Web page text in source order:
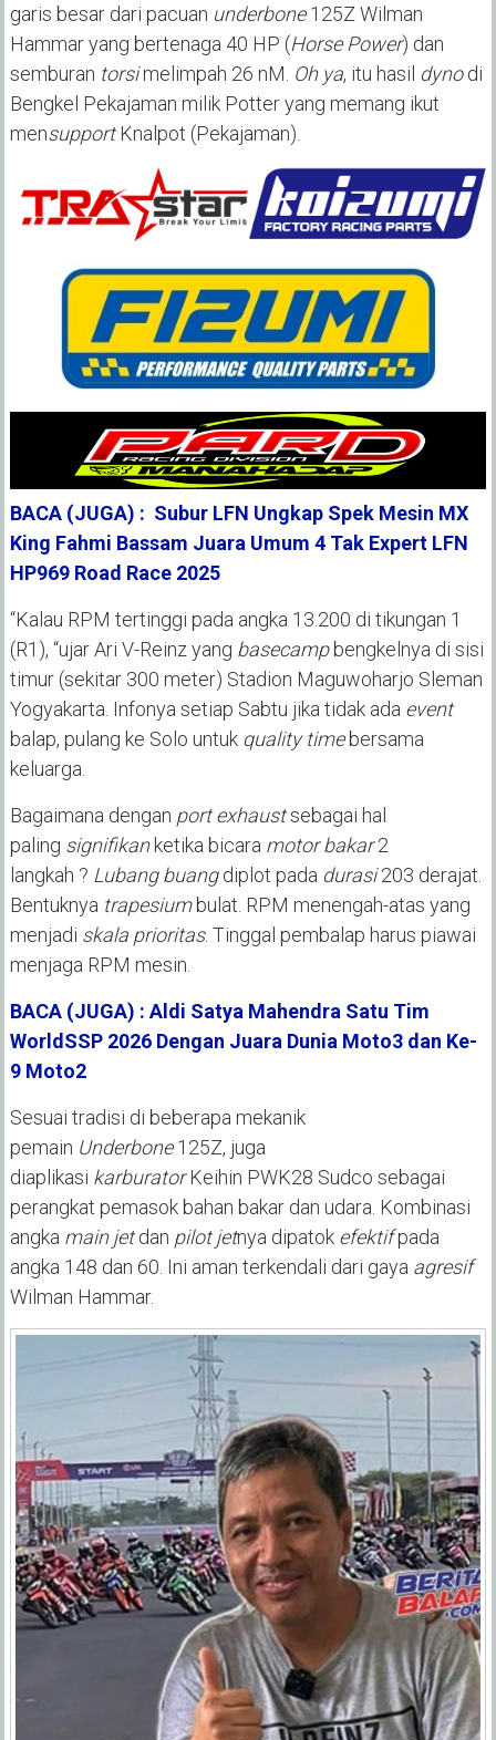
garis besar dari pacuan underbone125Z Wilman
Hammar yang bertenaga 40 HP (Horse Power) dan
semburan torsimelimpah 26 nM. Oh ya, itu hasil dynodi
Bengkel Pekajaman milik Potter yang memang ikut
mensupportKnalpot (Pekajaman).
BACA (JUGA) : Subur LFN Ungkap Spek Mesin MX
King Fahmi Bassam Juara Umum 4 Tak Expert LFN
HP969 Road Race 2025
“Kalau RPM tertinggi pada angka 13.200 di tikungan 1
(R1), “ujar Ari V-Reinz yang basecampbengkelnya di sisi
timur (sekitar 300 meter) Stadion Maguwoharjo Sleman
Yogyakarta. Infonya setiap Sabtu jika tidak ada event
balap, pulang ke Solo untuk quality timebersama
keluarga.
Bagaimana dengan port exhaustsebagai hal
paling signifikanketika bicara motor bakar2
langkah ? Lubang buangdiplot pada durasi203 derajat.
Bentuknya trapesiumbulat. RPM menengah-atas yang
menjadi skala prioritas. Tinggal pembalap harus piawai
menjaga RPM mesin.
BACA (JUGA) : Aldi Satya Mahendra Satu Tim
WorldSSP 2026 Dengan Juara Dunia Moto3 dan Ke-
9 Moto2
Sesuai tradisi di beberapa mekanik
pemain Underbone125Z, juga
diaplikasi karburatorKeihin PWK28 Sudco sebagai
perangkat pemasok bahan bakar dan udara. Kombinasi
angka main jetdan pilot jetnya dipatok efektifpada
angka 148 dan 60. Ini aman terkendali dari gaya agresif
Wilman Hammar.